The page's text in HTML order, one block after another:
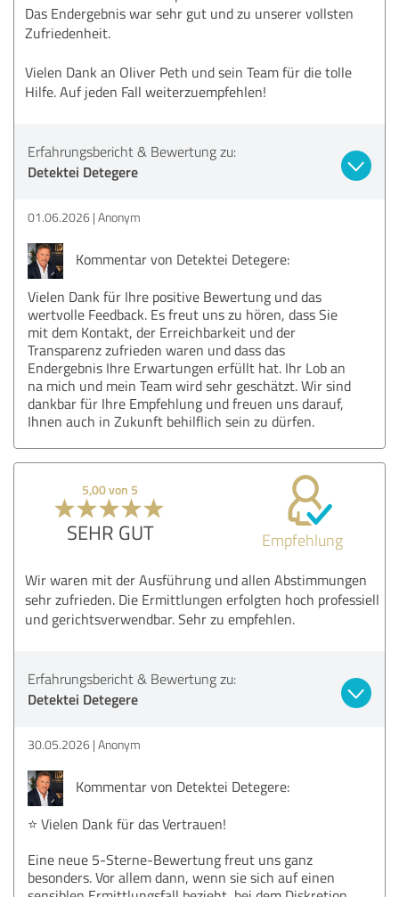
Das Endergebnis war sehr gut und zu unserer vollsten
Zufriedenheit.
Vielen Dank an Oliver Peth und sein Team für die tolle
Hilfe. Auf jeden Fall weiterzuempfehlen!
Erfahrungsbericht & Bewertung zu:
Detektei Detegere
01.06.2026 Anonym
Kommentar von Detektei Detegere:
Vielen Dank für Ihre positive Bewertung und das
wertvolle Feedback. Es freut uns zu hören, dass Sie
mit dem Kontakt, der Erreichbarkeit und der
Transparenz zufrieden waren und dass das
Endergebnis Ihre Erwartungen erfüllt hat. Ihr Lob an
na mich und mein Team wird sehr geschätzt. Wir sind
dankbar für Ihre Empfehlung und freuen uns darauf,
Ihnen auch in Zukunft behilflich sein zu dürfen.
5,00 von 5
SEHR GUT Empfehlung
Wir waren mit der Ausführung und allen Abstimmungen
sehr zufrieden. Die Ermittlungen erfolgten hoch professiell
und gerichtsverwendbar. Sehr zu empfehlen.
Erfahrungsbericht & Bewertung zu:
Detektei Detegere
30.05.2026 Anonym
Kommentar von Detektei Detegere:
⭐️ Vielen Dank für das Vertrauen!
Eine neue 5-Sterne-Bewertung freut uns ganz
besonders. Vor allem dann, wenn sie sich auf einen